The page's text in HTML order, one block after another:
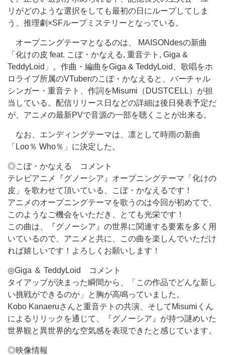
リがどのような選択をしても最初の日にループしてしま
う、推理劇×SFループミステリーとなっている。
オープニングテーマとなるのは、 MAISONdesの新曲
「化けの皮 feat. こぼ・かなえる, 重音テト, Giga &
TeddyLoid」。作曲・編曲をGiga & TeddyLoid、歌唱をホ
ロライブ所属のVTuberのこぼ・かなえると、バーチャル
シンガー・重音テト、作詞をMisumi（DUSTCELL）が担
当している。配信リリース日などの詳細は後日発表予定だ
が、アニメの最新PVで音源の一部を聴くことが出来る。
なお、エンディングテーマは、凛として時雨の新曲
「Loo％ Who％」に決定した。
◎こぼ・かなえる コメント
テレビアニメ『グノーシア』オープニングテーマ「化けの
皮」を歌わせて頂いている、こぼ・かなえるです！
アニメのオープニングテーマを歌うのは今回が初めてで、
このようなご機会をいただき、とても光栄です！
この曲は、『グノーシア』の世界に関連する要素を多く用
いているので、アニメと共に、この曲を楽しんでいただけ
れば嬉しいです！よろしくお願いします！
◎Giga ＆ TeddyLoid コメント
タイアップが決まった瞬間から、「この作品でどんな新し
い挑戦ができるのか」と胸が高鳴っていました。
Kobo Kanaeruさんと重音テトの共演、そしてMisumiくん
によるリリックを通じて、『グノーシア』が持つ謎めいた
世界観と異世界的な空気感を表現できたと感じています。
◎映像情報